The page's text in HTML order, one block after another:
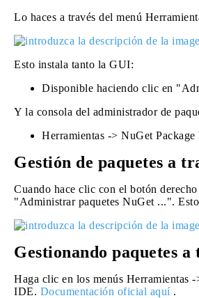
Lo haces a través del menú
Esto instala tanto la GUI:
Disponible haciendo clic en
Y la consola del administrador de
Herramientas -> NuGet
Gestión de paquetes a
Cuando hace clic con el botón
"Administrar paquetes NuGet ...".
Gestionando paquetes a
Haga clic en los menús Herramientas
IDE. Documentación oficial aquí.